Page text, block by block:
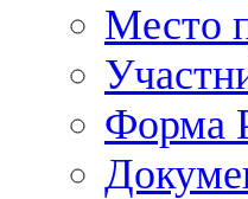
Место
Форма